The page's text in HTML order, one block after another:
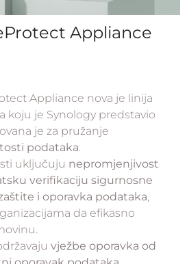
Appliance
Appliance nova je linija
koju je Synology predstavio
je za pružanje
podataka.
uključuju nepromjenjivost
verifikaciju sigurnosne
i oporavka podataka,
da efikasno
vježbe oporavka od